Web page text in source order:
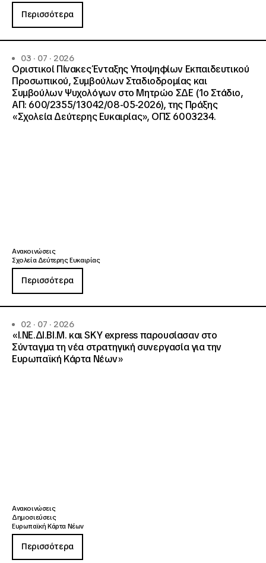
Περισσότερα
03 · 07 · 2026
Οριστικοί Πίνακες Ένταξης Υποψηφίων Εκπαιδευτικού
Προσωπικού, Συμβούλων Σταδιοδρομίας και
Συμβούλων Ψυχολόγων στο Μητρώο ΣΔΕ (1ο Στάδιο,
ΑΠ: 600/2355/13042/08-05-2026), της Πράξης
«Σχολεία Δεύτερης Ευκαιρίας», ΟΠΣ 6003234.
Ανακοινώσεις
Σχολεία Δεύτερης Ευκαιρίας
Περισσότερα
02 · 07 · 2026
«Ι.ΝΕ.ΔΙ.ΒΙ.Μ. και SKY express παρουσίασαν στο
Σύνταγμα τη νέα στρατηγική συνεργασία για την
Ευρωπαϊκή Κάρτα Νέων»
Ανακοινώσεις
Δημοσιεύσεις
Ευρωπαϊκή Κάρτα Νέων
Περισσότερα